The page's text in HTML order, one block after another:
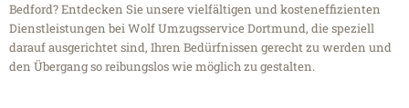
Bedford? Entdecken Sie unsere vielfältigen und kosteneffizienten
Dienstleistungen bei Wolf Umzugsservice Dortmund, die speziell
darauf ausgerichtet sind, Ihren Bedürfnissen gerecht zu werden und
den Übergang so reibungslos wie möglich zu gestalten.